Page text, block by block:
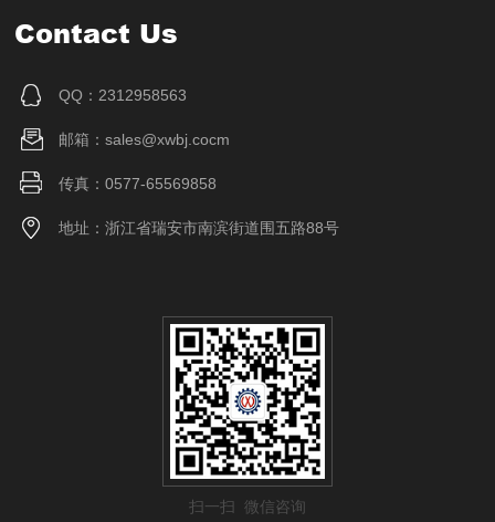
Contact Us
QQ：2312958563
邮箱：sales@xwbj.cocm
传真：0577-65569858
地址：浙江省瑞安市南滨街道围五路88号
扫一扫 微信咨询